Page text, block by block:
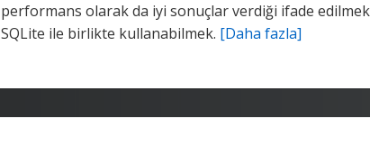
performans olarak da iyi sonuçlar verdiği ifade
SQLite ile birlikte kullanabilmek. [Daha fazla]